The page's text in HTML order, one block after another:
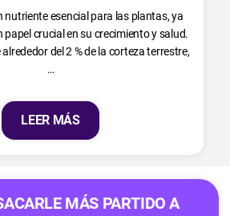
nutriente esencial para las plantas, ya
papel crucial en su crecimiento y salud.
del 2 % de la corteza terrestre,
…
LEER MÁS
MÁS PARTIDO A